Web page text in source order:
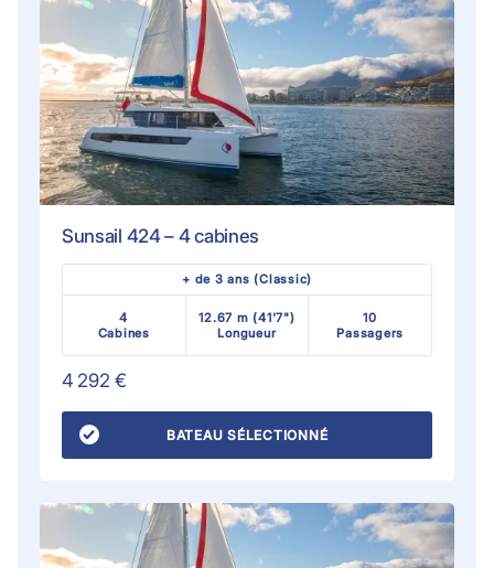
Sunsail 424 – 4 cabines
+ de 3 ans (Classic)
4
Cabines
12.67 m (41'7")
Longueur
10
Passagers
4 292 €
BATEAU SÉLECTIONNÉ